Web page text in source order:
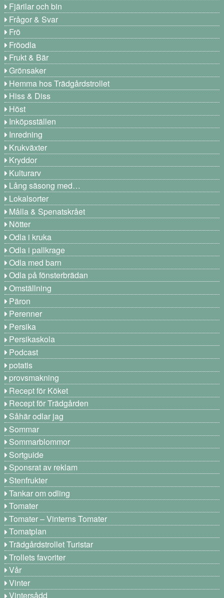
Fjärilar och bin
Frågor & Svar
Frö
Fröodla
Frukt & Bär
Grönsaker
Hemma hos Trädgårdstrollet
Hiss & Diss
Höst
Inköpsställen
Inredning
Krukväxter
Kryddor
Kulturarv
Lång säsong med…
Lokalsorter
Målla & Spenatskrået
Nötter
Odla i kruka
Odla i pallkrage
Odla med barn
Odla på fönsterbrädan
Omställning
Päron
Perenner
Persika
Persikaskola
Podcast
potatis
provsmakning
Recept för Köket
Recept för Trädgården
Såhär odlar jag
Sommar
Sommarblommor
Sortguide
Sponsrat av reklam
Stenfrukter
Tankar om odling
Tomater
Tomater – Vinterns Tomater
Tomatplan
Trädgårdstrollet Turistar
Trollets favoriter
Vår
Vinter
Vintersådd